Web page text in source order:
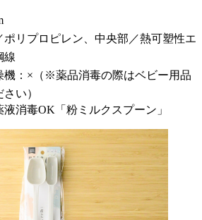
リプロピレン、中央部／熱可塑性エ
線
機：×（※薬品消毒の際はベビー用品
い）
消毒OK「粉ミルクスプーン」